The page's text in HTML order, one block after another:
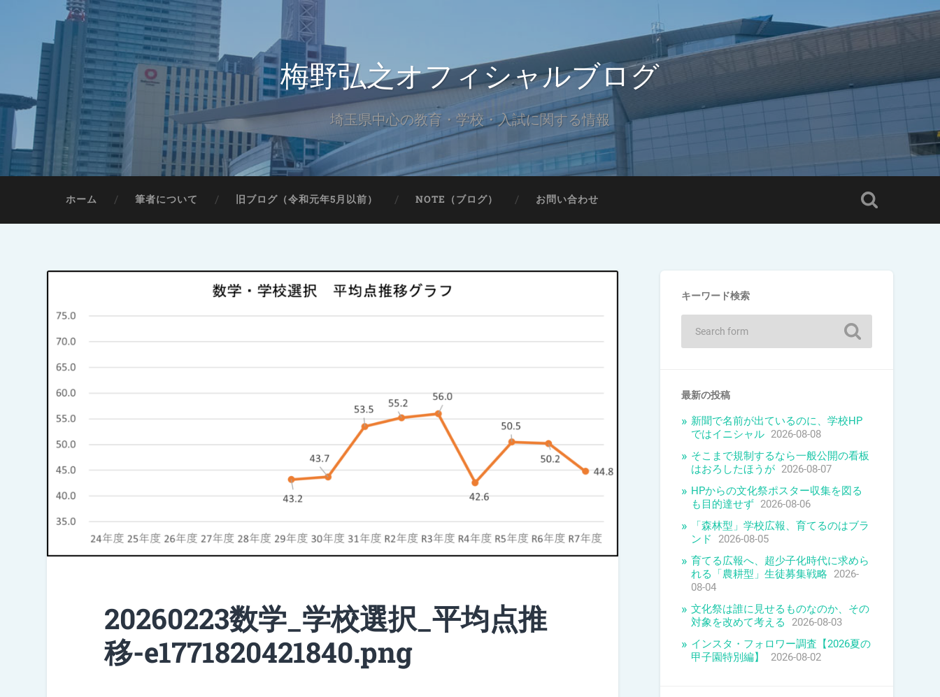
梅野弘之オフィシャルブログ
埼玉県中心の教育・学校・入試に関する情報
ホーム 筆者について 旧ブログ（令和元年5月以前） NOTE（ブログ） お問い合わせ
20260223数学_学校選択_平均点推
移-e1771820421840.png
キーワード検索
最新の投稿
新聞で名前が出ているのに、学校HP
ではイニシャル 2026-08-08
そこまで規制するなら一般公開の看板
はおろしたほうが 2026-08-07
HPからの文化祭ポスター収集を図る
も目的達せず 2026-08-06
「森林型」学校広報、育てるのはブラ
ンド
2026-08-05
育てる広報へ、超少子化時代に求めら
れる「農耕型」生徒募集戦略 2026-
08-04
文化祭は誰に見せるものなのか、その
対象を改めて考える
2026-08-03
インスタ・フォロワー調査【2026夏の
甲子園特別編】
2026-08-02